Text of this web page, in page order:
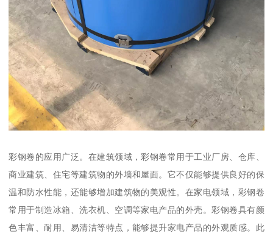
彩钢卷的应用广泛。在建筑领域，彩钢卷常用于工业厂房、仓库、
商业建筑、住宅等建筑物的外墙和屋面。它不仅能够提供良好的保
温和防水性能，还能够增加建筑物的美观性。在家电领域，彩钢卷
常用于制造冰箱、洗衣机、空调等家电产品的外壳。彩钢卷具有颜
色丰富、耐用、易清洁等特点，能够提升家电产品的外观质感。此